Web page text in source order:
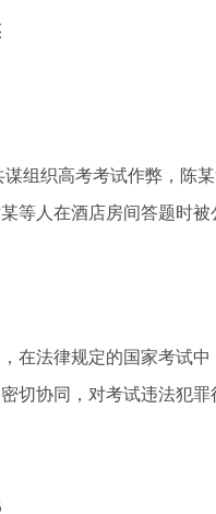
织高考考试作弊，陈某
等人在酒店房间答题时被
法律规定的国家考试中
切协同，对考试违法犯